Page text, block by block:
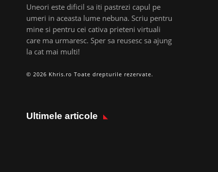
Uneori este dificil sa iti pastrezi capul pe
umeri in aceasta lume nebuna. Scriu pentru
mine si pentru cei cativa prieteni virtuali
care ma urmaresc. Sper sa reusesc sa ajung
la cat mai multi!
© 2026 Khris.ro Toate drepturile rezervate.
Ultimele articole